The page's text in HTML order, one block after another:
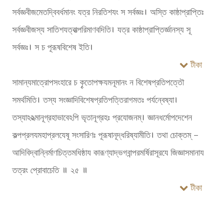
সর্বজ্ঞবীজমেতদ্বিবর্ধমানং যত্র নিরতিশযং স সর্বজ্ঞঃ। অস্তি কাষ্ঠাপ্রাপ্তিঃ
সর্বজ্ঞবীজস্য সাতিশযত্বাত্পরিমাণবদিতি। যত্র কাষ্ঠাপ্রাপ্তির্জ্ঞানস্য সূ
সর্বজ্ঞঃ। স চ পূরূষবিশেষ ইতি।
টীকা
সামান্যমাত্রোপসংহারে চ কৄতোপক্ষযমনূমানং ন বিশেষপ্রতিপত্তৌ
সমর্থমিতি। তস্য সংজ্ঞাদিবিশেষপ্রতিপত্তিরাগমতঃ পর্যন্বেষ্যা।
তস্যাঽঽত্মানূগ্রহাভাবেঽপি ভৃতানূগ্রহঃ প্রযোজনম্। জ্ঞানধর্মোপদেশেন
কল্পপ্রলযমহাপ্রলযেষূ সংসারিণঃ পূরূষানূদ্ধরিষ্যামীতি। তথা চোক্তম্ –
আদিবিদ্বান্নির্মাণচিত্তমধিষ্ঠায কারূণ্যাদ্ভগবান্পরমর্ষিরাসূরযে জিজ্ঞাসমানায
তত্রং প্রোবাচেতি ॥ ২৫ ॥
টীকা